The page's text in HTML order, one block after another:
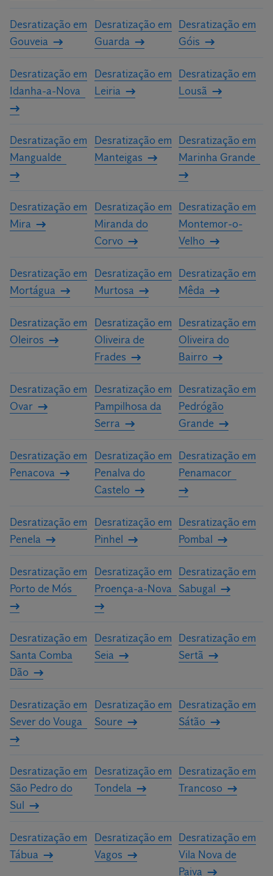
Desratização em
Gouveia
Desratização em
Guarda
Desratização em
Góis
Desratização em
Idanha-a-Nova
Desratização em
Leiria
Desratização em
Lousã
Desratização em
Mangualde
Desratização em
Manteigas
Desratização em
Marinha Grande
Desratização em
Mira
Desratização em
Miranda do
Corvo
Desratização em
Montemor-o-
Velho
Desratização em
Mortágua
Desratização em
Murtosa
Desratização em
Mêda
Desratização em
Oleiros
Desratização em
Oliveira de
Frades
Desratização em
Oliveira do
Bairro
Desratização em
Ovar
Desratização em
Pampilhosa da
Serra
Desratização em
Pedrógão
Grande
Desratização em
Penacova
Desratização em
Penalva do
Castelo
Desratização em
Penamacor
Desratização em
Penela
Desratização em
Pinhel
Desratização em
Pombal
Desratização em
Porto de Mós
Desratização em
Proença-a-Nova
Desratização em
Sabugal
Desratização em
Santa Comba
Dão
Desratização em
Seia
Desratização em
Sertã
Desratização em
Sever do Vouga
Desratização em
Soure
Desratização em
Sátão
Desratização em
São Pedro do
Sul
Desratização em
Tondela
Desratização em
Trancoso
Desratização em
Tábua
Desratização em
Vagos
Desratização em
Vila Nova de
Paiva